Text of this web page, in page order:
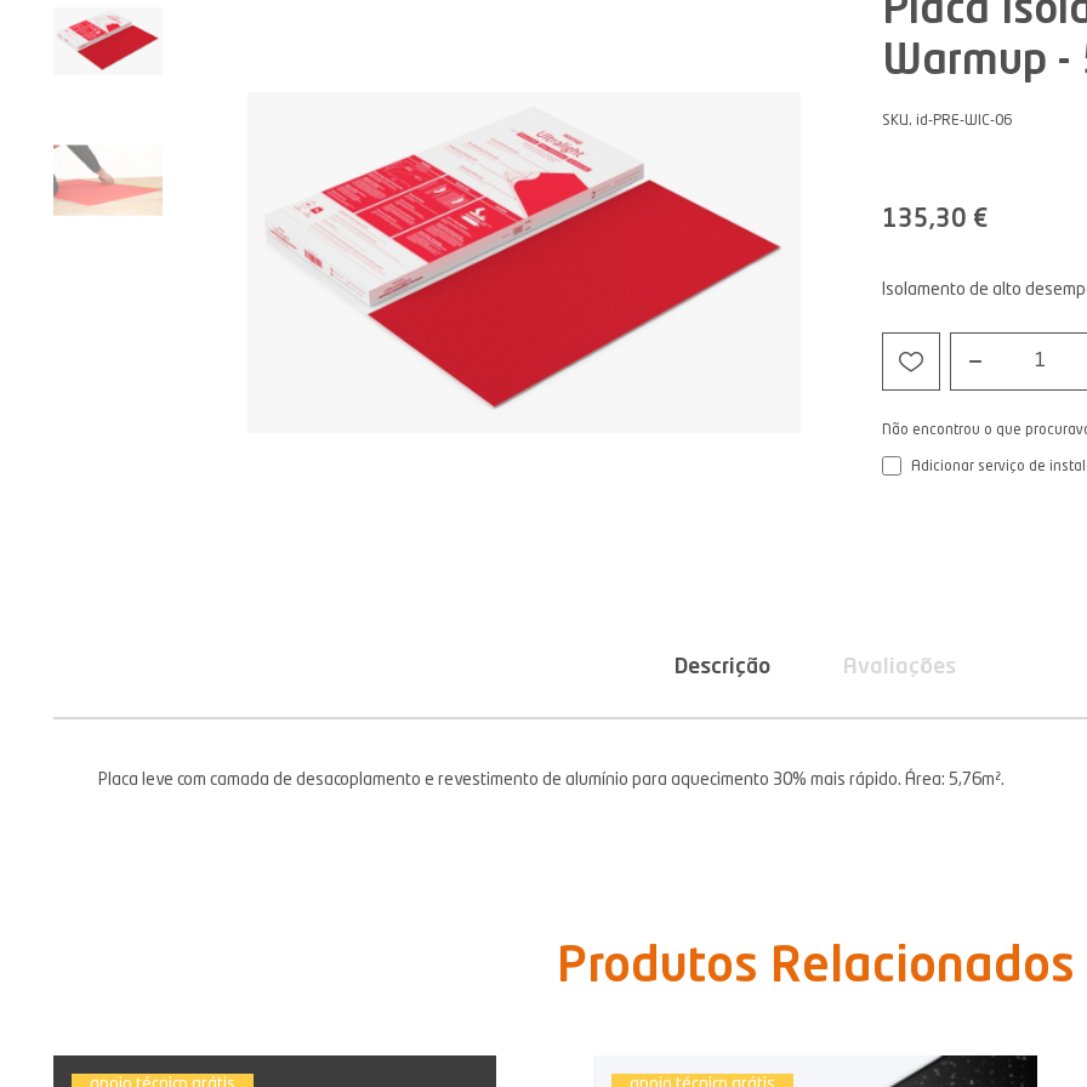
Placa
Warmup -
SKU. id-PRE-WIC-06
135,30 €
Isolamento de alto
1
Não encontrou o que
Adicionar serviço de
Descrição Avaliações
Placa leve com camada de desacoplamento e revestimento de alumínio para aquecimento 30% mais rápido. Área: 5,76m².
Produtos Relacionados